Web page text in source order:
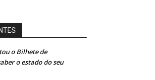
o Bilhete de
o estado do seu